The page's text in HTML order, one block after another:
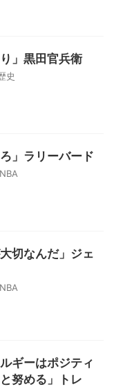
」黒田官兵衛
史
」ラリーバード
NBA
切なんだ」ジェ
NBA
ギーはポジティ
努める」トレ